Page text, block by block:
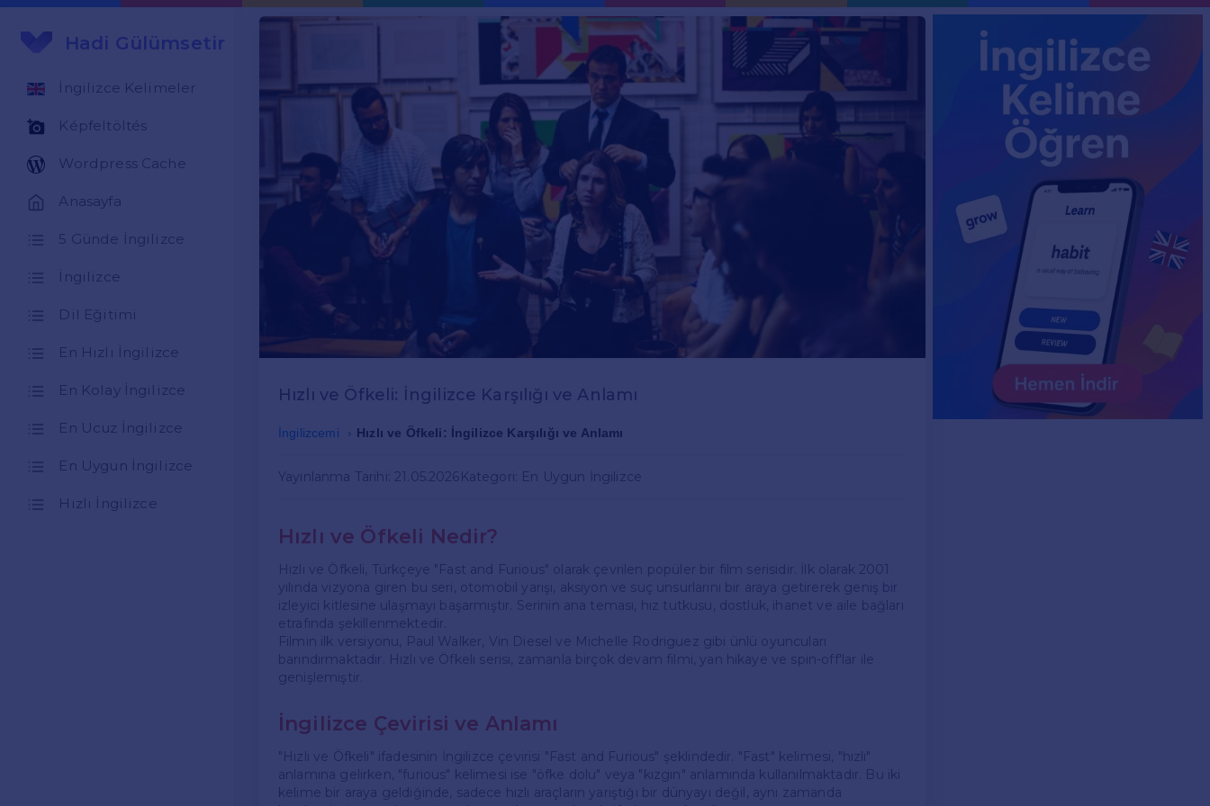
Hadi Gülümsetir
İngilizce Kelimeler
Képfeltöltés
Wordpress Cache
Anasayfa
5 Günde İngilizce
İngilizce
Dil Eğitimi
En Hızlı İngilizce
En Kolay İngilizce
En Ucuz İngilizce
En Uygun İngilizce
Hızlı İngilizce
Hızlı ve Öfkeli: İngilizce Karşılığı ve Anlamı
İngilizcemi Hızlı ve Öfkeli: İngilizce Karşılığı ve Anlamı
Yayınlanma Tarihi: 21.05.2026 Kategori: En Uygun İngilizce
Hızlı ve Öfkeli Nedir?
Hızlı ve Öfkeli, Türkçeye "Fast and Furious" olarak çevrilen popüler bir film serisidir. İlk olarak 2001
yılında vizyona giren bu seri, otomobil yarışı, aksiyon ve suç unsurlarını bir araya getirerek geniş bir
izleyici kitlesine ulaşmayı başarmıştır. Serinin ana teması, hız tutkusu, dostluk, ihanet ve aile bağları
etrafında şekillenmektedir.
Filmin ilk versiyonu, Paul Walker, Vin Diesel ve Michelle Rodriguez gibi ünlü oyuncuları
barındırmaktadır. Hızlı ve Öfkeli serisi, zamanla birçok devam filmi, yan hikaye ve spin-off'lar ile
genişlemiştir.
İngilizce Çevirisi ve Anlamı
"Hızlı ve Öfkeli" ifadesinin İngilizce çevirisi "Fast and Furious" şeklindedir. "Fast" kelimesi, "hızlı"
anlamına gelirken, "furious" kelimesi ise "öfke dolu" veya "kızgın" anlamında kullanılmaktadır. Bu iki
kelime bir araya geldiğinde, sadece hızlı araçların yarıştığı bir dünyayı değil, aynı zamanda